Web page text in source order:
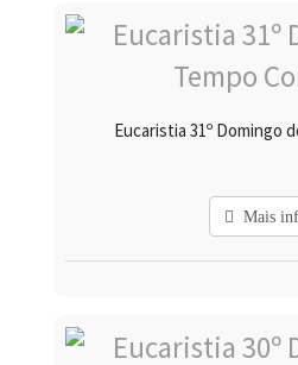
Eucaristia 31º Domingo
Mais